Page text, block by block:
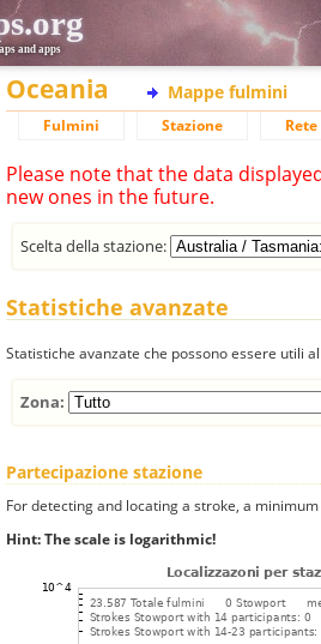
and apps
Oceania Mappe fulmini
Fulmini Stazione
Please note that the data
new ones in the future.
Scelta della stazione:
Statistiche avanzate
Statistiche avanzate che possono essere utili
Zona:
Partecipazione stazione
For detecting and locating a stroke, a
Hint: The scale is logarithmic!